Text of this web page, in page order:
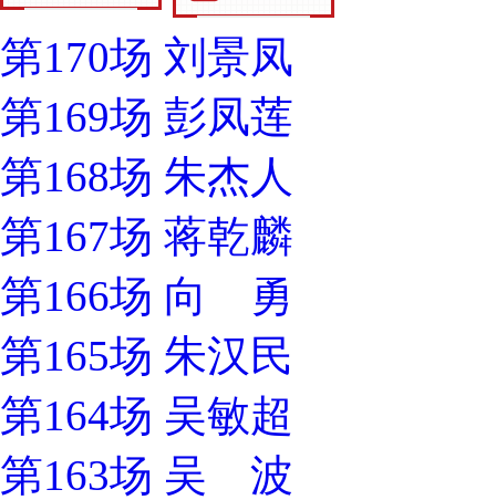
第170场 刘景凤
第169场 彭凤莲
第168场 朱杰人
第167场 蒋乾麟
第166场 向 勇
第165场 朱汉民
第164场 吴敏超
第163场 吴 波